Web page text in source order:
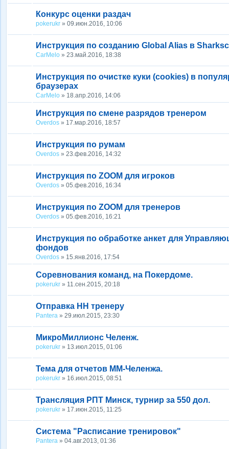
Конкурс оценки раздач
pokerukr » 09.июн.2016, 10:06
Инструкция по созданию Global Alias в
CarMelo » 23.май.2016, 18:38
Инструкция по очистке куки (cookies) в
браузерах
CarMelo » 18.апр.2016, 14:06
Инструкция по смене разрядов тренером
Overdos » 17.мар.2016, 18:57
Инструкция по румам
Overdos » 23.фев.2016, 14:32
Инструкция по ZOOM для игроков
Overdos » 05.фев.2016, 16:34
Инструкция по ZOOM для тренеров
Overdos » 05.фев.2016, 16:21
Инструкция по обработке анкет для
фондов
Overdos » 15.янв.2016, 17:54
Соревнования команд, на Покердоме.
pokerukr » 11.сен.2015, 20:18
Отправка HH тренеру
Pantera » 29.июл.2015, 23:30
МикроМиллионс Челенж.
pokerukr » 13.июл.2015, 01:06
Тема для отчетов ММ-Челенжа.
pokerukr » 16.июл.2015, 08:51
Трансляция РПТ Минск, турнир за 550 дол.
pokerukr » 17.июн.2015, 11:25
Система "Расписание тренировок"
Pantera » 04.авг.2013, 01:36